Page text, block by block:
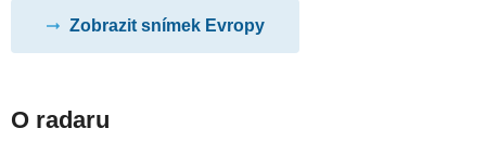
Zobrazit snímek Evropy
O radaru